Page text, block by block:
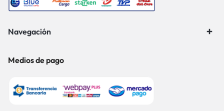
Navegación
Medios de pago